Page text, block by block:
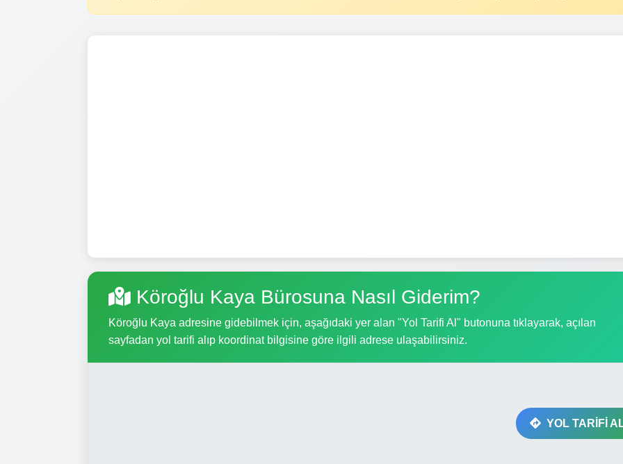
Köroğlu Kaya Bürosuna Nasıl Giderim?
Köroğlu Kaya adresine gidebilmek için, aşağıdaki yer alan "Yol Tarifi Al" butonuna tıklayarak, açılan
sayfadan yol tarifi alıp koordinat bilgisine göre ilgili adrese ulaşabilirsiniz.
YOL TARİFİ